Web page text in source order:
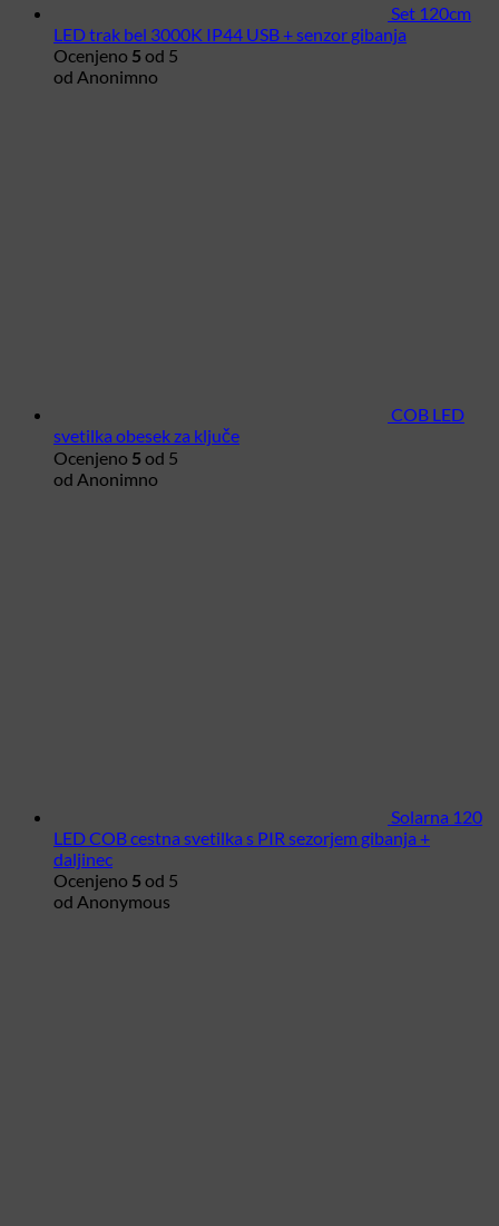
Set 120cm
LED trak bel 3000K IP44 USB + senzor gibanja
Ocenjeno 5 od 5
od Anonimno
COB LED
svetilka obesek za ključe
Ocenjeno 5 od 5
od Anonimno
Solarna 120
LED COB cestna svetilka s PIR sezorjem gibanja +
daljinec
Ocenjeno 5 od 5
od Anonymous